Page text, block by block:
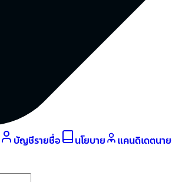
บัญชีรายชื่อ นโยบาย แคนดิเดตนา